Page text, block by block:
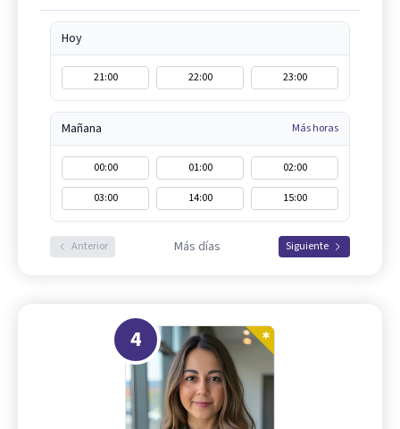
Hoy
21:00 22:00 23:00
Mañana Más horas
00:00 01:00
02:00
03:00
14:00 15:00
Anterior Más días Siguiente
4